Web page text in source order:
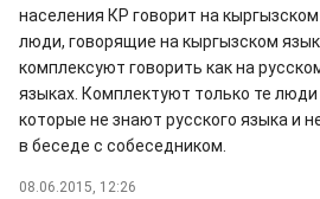
населения КР говорит на
люди, говорящие на кыргызском
комплексуют говорить как на
языках. Комплектуют только те
которые не знают русского языка и
в беседе с собеседником.
08.06.2015, 12:26